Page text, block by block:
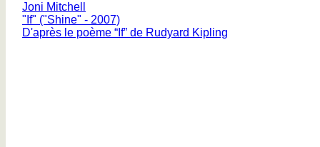
Joni Mitchell
"If" ("Shine" - 2007)
D'après le poème “If” de Rudyard Kipling